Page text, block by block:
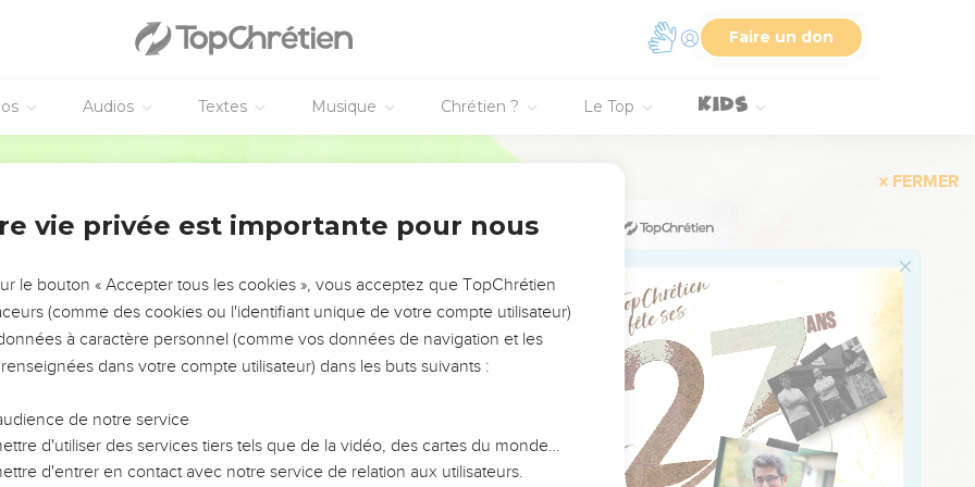
Faire un don
Audios Textes Musique Chrétien ? Le Top
marcher sur l’eau, ils croient que c’est un fantôme et se mettent à pousser des cris
il, c’est moi, n’ayez pas peur !
dans la barque et, tout d’un coup, le vent tombe. Les voilà encore plus bouleversés. Ils
cœur reste endurci.
dans la région de Génésareth
Ils entrent au port de Génézareth où ils accostent.
à terre que les gens reconnaissent Jésus et vont parcourir tout le pays d’alentour
sur des brancards partout où l’on apprend sa présence.
hameau, bourgade ou ferme, on dépose les malades sur les places et on lui
de toucher au moins la frange de son vêtement. Et tous ceux qui la touchent sont
vie privée est importante pour nous
le bouton « Accepter tous les cookies », vous acceptez que TopChrétien
(comme des cookies ou l'identifiant unique de votre compte utilisateur)
à caractère personnel (comme vos données de navigation et les
dans votre compte utilisateur) dans les buts suivants :
de notre service
d'utiliser des services tiers tels que de la vidéo, des cartes du monde…
d'entrer en contact avec notre service de relation aux utilisateurs.